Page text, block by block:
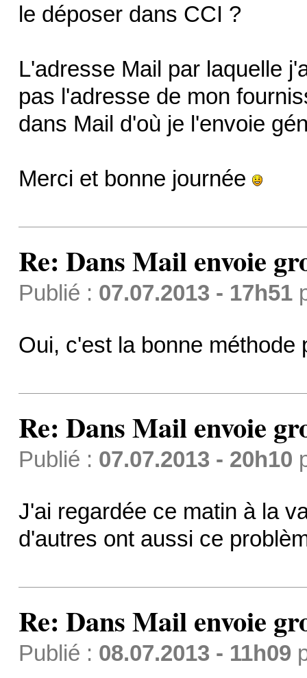
le déposer dans CCI ?
L'adresse Mail par laquelle
pas l'adresse de mon
dans Mail d'où je l'envoie
Merci et bonne journée
Re: Dans Mail envoie
Publié : 07.07.2013 - 17h51
Oui, c'est la bonne méthode
Re: Dans Mail envoie
Publié : 07.07.2013 - 20h10
J'ai regardée ce matin à la
d'autres ont aussi ce
Re: Dans Mail envoie
Publié : 08.07.2013 - 11h09